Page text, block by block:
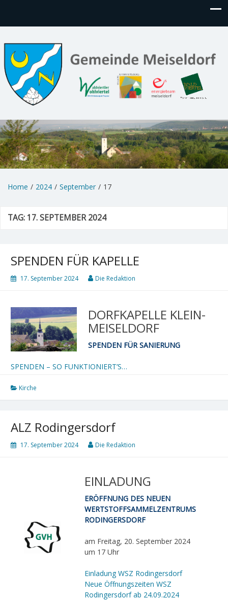
Home 2024 September 17
TAG: 17. SEPTEMBER 2024
SPENDEN FÜR KAPELLE
17. September 2024 Die Redaktion
DORFKAPELLE KLEIN-
MEISELDORF
SPENDEN FÜR SANIERUNG
SPENDEN – SO FUNKTIONIERT’S…
Kirche
ALZ Rodingersdorf
17. September 2024 Die Redaktion
EINLADUNG
ERÖFFNUNG DES NEUEN
WERTSTOFFSAMMELZENTRUMS
RODINGERSDORF
am Freitag, 20. September 2024
um 17 Uhr
Einladung WSZ Rodingersdorf
Neue Öffnungszeiten WSZ
Rodingersdorf ab 24.09.2024